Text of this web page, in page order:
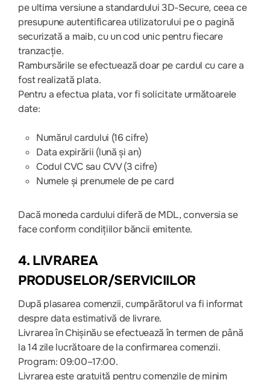
pe ultima versiune a standardului 3D-Secure, ceea ce
presupune autentificarea utilizatorului pe o pagină
securizată a maib, cu un cod unic pentru fiecare
tranzacție.
Rambursările se efectuează doar pe cardul cu care a
fost realizată plata.
Pentru a efectua plata, vor fi solicitate următoarele
date:
Numărul cardului (16 cifre)
Data expirării (lună și an)
Codul CVC sau CVV (3 cifre)
Numele și prenumele de pe card
Dacă moneda cardului diferă de MDL, conversia se
face conform condițiilor băncii emitente.
4. LIVRAREA
PRODUSELOR/SERVICIILOR
După plasarea comenzii, cumpărătorul va fi informat
despre data estimativă de livrare.
Livrarea în Chișinău se efectuează în termen de până
la 14 zile lucrătoare de la confirmarea comenzii.
Program: 09:00–17:00.
Livrarea este gratuită pentru comenzile de minim